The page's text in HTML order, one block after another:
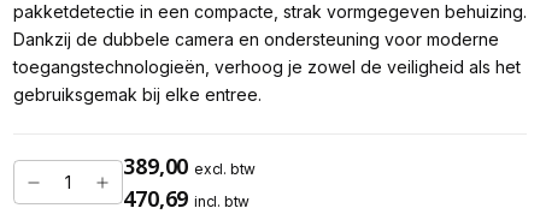
pakketdetectie in een compacte, strak vormgegeven behuizing.
Dankzij de dubbele camera en ondersteuning voor moderne
toegangstechnologieën, verhoog je zowel de veiligheid als het
gebruiksgemak bij elke entree.
389,00 excl. btw
470,69 incl. btw